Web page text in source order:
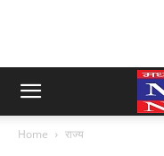
Home राज्य